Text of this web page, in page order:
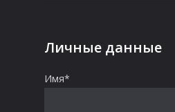
Личные данные
Имя*